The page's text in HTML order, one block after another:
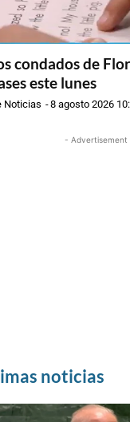
condados de
este lunes
Noticias -8 agosto 2026
- Advertisement
noticias